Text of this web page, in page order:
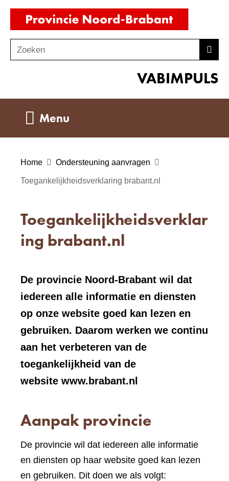
Ga
de
inhoud
o
Zoeken
VABIMPULS
Menu
Home Ondersteuning aanvragen
Toegankelijkheidsverklaring brabant.nl
Toegankelijkheidsverklar
ing brabant.nl
De provincie Noord-Brabant wil dat
iedereen alle informatie en diensten
op onze website goed kan lezen en
gebruiken. Daarom werken we continu
aan het verbeteren van de
toegankelijkheid van de
website www.brabant.nl
Aanpak provincie
De provincie wil dat iedereen alle informatie
en diensten op haar website goed kan lezen
en gebruiken. Dit doen we als volgt: